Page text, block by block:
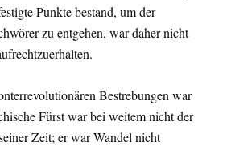
Punkte bestand, um der
zu entgehen, war daher nicht
Bestrebungen war
Fürst war bei weitem nicht der
Zeit; er war Wandel nicht